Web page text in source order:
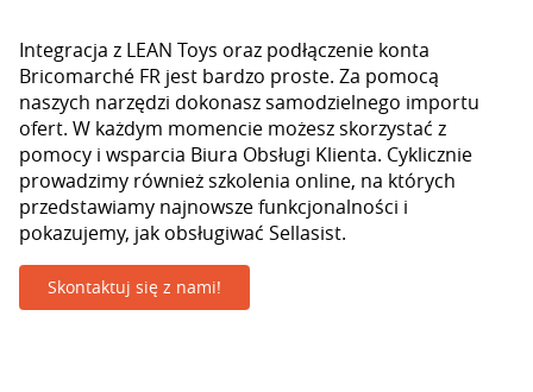
Integracja z LEAN Toys oraz podłączenie konta
Bricomarché FR jest bardzo proste. Za pomocą
naszych narzędzi dokonasz samodzielnego importu
ofert. W każdym momencie możesz skorzystać z
pomocy i wsparcia Biura Obsługi Klienta. Cyklicznie
prowadzimy również szkolenia online, na których
przedstawiamy najnowsze funkcjonalności i
pokazujemy, jak obsługiwać Sellasist.
Skontaktuj się z nami!